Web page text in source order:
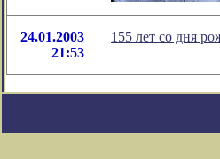
24.01.2003
21:53
155 лет со дня